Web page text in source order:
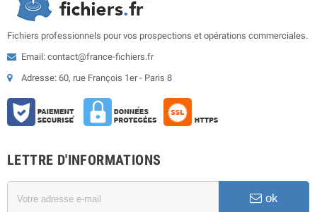
Fichiers professionnels pour vos prospections et opérations commerciales.
Email: contact@france-fichiers.fr
Adresse: 60, rue François 1er - Paris 8
LETTRE D'INFORMATIONS
ok